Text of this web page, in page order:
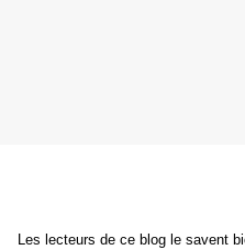
Les lecteurs de ce blog le savent